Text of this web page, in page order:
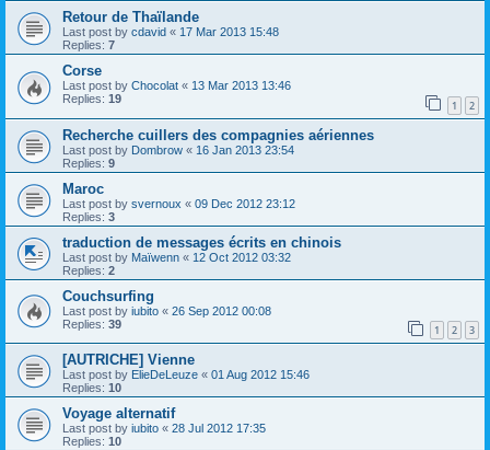
Retour de Thaïlande
Last post by cdavid « 17 Mar 2013 15:48
Replies: 7
Corse
Last post by Chocolat « 13 Mar 2013 13:46
Replies: 19 1 2
Recherche cuillers des compagnies aériennes
Last post by Dombrow « 16 Jan 2013 23:54
Replies: 9
Maroc
Last post by svernoux « 09 Dec 2012 23:12
Replies: 3
traduction de messages écrits en chinois
Last post by Maïwenn « 12 Oct 2012 03:32
Replies: 2
Couchsurfing
Last post by iubito « 26 Sep 2012 00:08
Replies: 39 1 2 3
[AUTRICHE] Vienne
Last post by ElieDeLeuze « 01 Aug 2012 15:46
Replies: 10
Voyage alternatif
Last post by iubito « 28 Jul 2012 17:35
Replies: 10